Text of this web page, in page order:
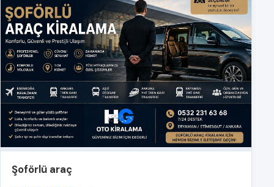
Şoförlü araç